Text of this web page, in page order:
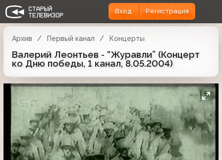
Вход Регистрация
Архив Первый канал Концерты
Валерий Леонтьев - “Журавли” (Концерт
ко Дню победы, 1 канал, 8.05.2004)